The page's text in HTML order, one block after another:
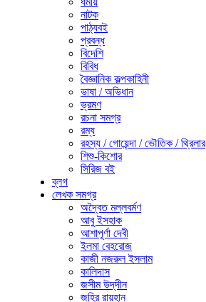
নাটক
পাঠ্যবই
প্রবন্ধ
বিদেশি
বিবিধ
বৈজ্ঞানিক কল্পকাহিনী
ভাষা / অভিধান
ভ্রমণ
রচনা সমগ্র
রম্য
রহস্য / গোয়েন্দা / ভৌতিক / থ্রিলার
শিশু-কিশোর
সিরিজ বই
ব্লগ
লেখক সমগ্র
অদ্বৈত মল্লবর্মণ
আবু ইসহাক
আশাপূর্ণা দেবী
ইলমা বেহরোজ
কাজী নজরুল ইসলাম
কালিদাস
জসীম উদ্‌দীন
জহির রায়হান